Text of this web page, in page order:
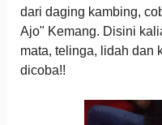
dari daging kambing,
Ajo" Kemang. Disini
mata, telinga, lidah dan
dicoba!!